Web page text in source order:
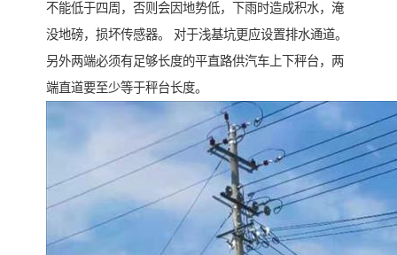
不能低于四周，否则会因地势低，下雨时造成积水，淹
没地磅，损坏传感器。 对于浅基坑更应设置排水通道。
另外两端必须有足够长度的平直路供汽车上下秤台，两
端直道要至少等于秤台长度。